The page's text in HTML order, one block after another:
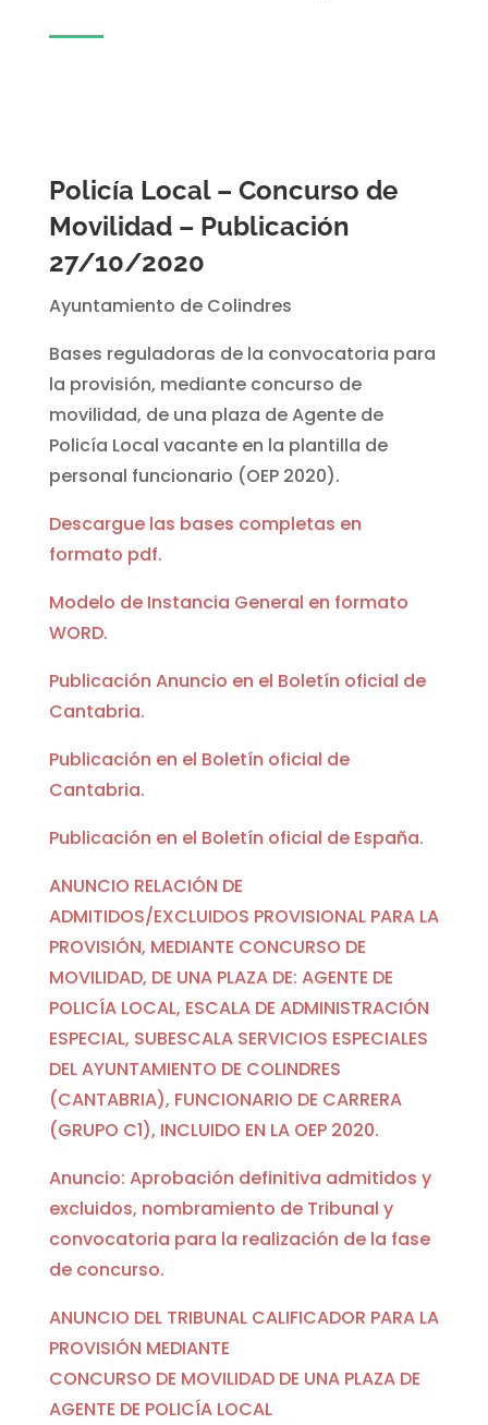
Policía Local – Concurso de
Movilidad – Publicación
27/10/2020
Ayuntamiento de Colindres
Bases reguladoras de la convocatoria para
la provisión, mediante concurso de
movilidad, de una plaza de Agente de
Policía Local vacante en la plantilla de
personal funcionario (OEP 2020).
Descargue las bases completas en
formato pdf.
Modelo de Instancia General en formato
WORD.
Publicación Anuncio en el Boletín oficial de
Cantabria.
Publicación en el Boletín oficial de
Cantabria.
Publicación en el Boletín oficial de España.
ANUNCIO RELACIÓN DE
ADMITIDOS/EXCLUIDOS PROVISIONAL PARA LA
PROVISIÓN, MEDIANTE CONCURSO DE
MOVILIDAD, DE UNA PLAZA DE: AGENTE DE
POLICÍA LOCAL, ESCALA DE ADMINISTRACIÓN
ESPECIAL, SUBESCALA SERVICIOS ESPECIALES
DEL AYUNTAMIENTO DE COLINDRES
(CANTABRIA), FUNCIONARIO DE CARRERA
(GRUPO C1), INCLUIDO EN LA OEP 2020.
Anuncio: Aprobación definitiva admitidos y
excluidos, nombramiento de Tribunal y
convocatoria para la realización de la fase
de concurso.
ANUNCIO DEL TRIBUNAL CALIFICADOR PARA LA
PROVISIÓN MEDIANTE
CONCURSO DE MOVILIDAD DE UNA PLAZA DE
AGENTE DE POLICÍA LOCAL